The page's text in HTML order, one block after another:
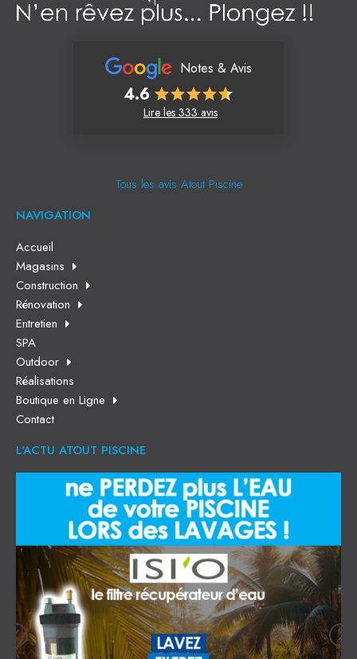
Notes & Avis
4.6
Lire les 333 avis
Tous les avis Atout Piscine
NAVIGATION
Accueil
Magasins
Construction
Rénovation
Entretien
SPA
Outdoor
Réalisations
Boutique en Ligne
Contact
L'ACTU ATOUT PISCINE